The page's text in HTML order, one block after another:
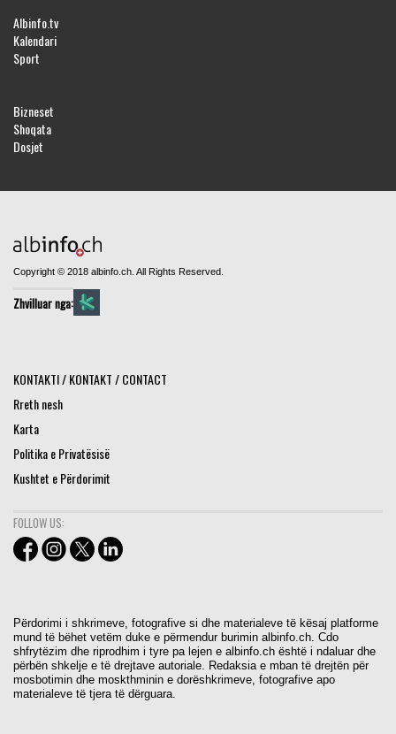
Albinfo.tv
Kalendari
Sport
Bizneset
Shoqata
Dosjet
Copyright © 2018 albinfo.ch. All Rights Reserved.
Zhvilluar nga:
KONTAKTI / KONTAKT / CONTACT
Rreth nesh
Karta
Politika e Privatësisë
Kushtet e Përdorimit
FOLLOW US:
Përdorimi i shkrimeve, fotografive si dhe materialeve të kësaj platforme
mund të bëhet vetëm duke e përmendur burimin albinfo.ch. Cdo
shfrytëzim dhe riprodhim i tyre pa lejen e albinfo.ch është i ndaluar dhe
përbën shkelje e të drejtave autoriale. Redaksia e mban të drejtën për
mosbotimin dhe moskthminin e dorëshkrimeve, fotografive apo
materialeve të tjera të dërguara.